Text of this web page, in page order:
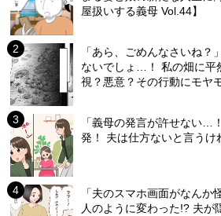
屋扱いする義母 Vol.44】
「あら、ごめんなさいね？
ないでしょ…！ 私の畑に
視？悪意？その行動にモヤ
「義母の発言が許せない…
発！ 夫は仕方ないと言うけ
「夫のスマホ画面がなん
人のように変わった!? 夫が